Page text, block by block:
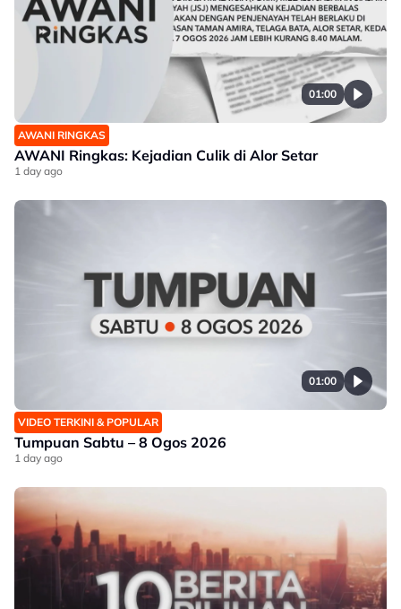
01:00
AWANI RINGKAS
AWANI Ringkas: Kejadian Culik di Alor Setar
1 day ago
01:00
VIDEO TERKINI & POPULAR
Tumpuan Sabtu – 8 Ogos 2026
1 day ago